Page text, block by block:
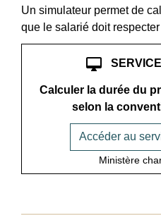
Un simulateur permet de
que le salarié doit
desktop_mac
Calculer la durée du
selon la
Accéder au
Ministère